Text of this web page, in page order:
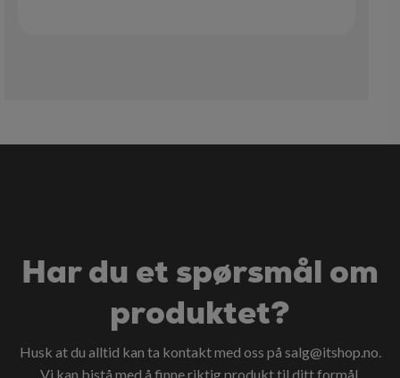
Har du et spørsmål om
produktet?
Husk at du alltid kan ta kontakt med oss på salg@itshop.no.
Vi kan bistå med å finne riktig produkt til ditt formål.